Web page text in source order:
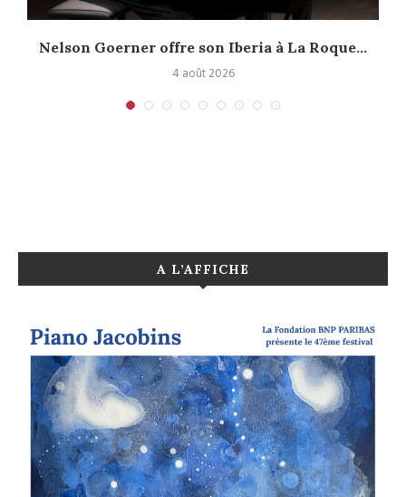
Nelson Goerner offre son Iberia à La Roque...
4 août 2026
A L’AFFICHE